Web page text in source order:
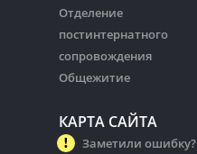
Отделение
постинтернатного
сопровождения
Общежитие
КАРТА САЙТА
Заметили ошибку?